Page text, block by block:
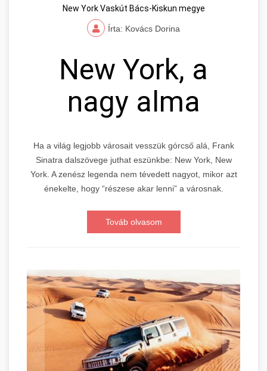
New York Vaskút Bács-Kiskun megye
Írta: Kovács Dorina
New York, a
nagy alma
Ha a világ legjobb városait vesszük górcső alá, Frank
Sinatra dalszövege juthat eszünkbe: New York, New
York. A zenész legenda nem tévedett nagyot, mikor azt
énekelte, hogy “részese akar lenni” a városnak.
Továb olvasom